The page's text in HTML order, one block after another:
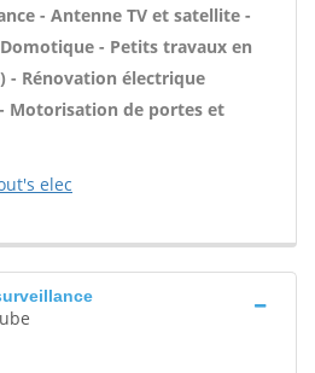
- Antenne TV et satellite -
- Petits travaux en
- Rénovation électrique
Motorisation de portes et
elec